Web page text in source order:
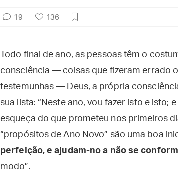
19 136
Todo final de ano, as pessoas têm o
consciência — coisas que fizeram errado
testemunhas — Deus, a própria
sua lista: “Neste ano, vou fazer isto e isto;
esqueça do que prometeu nos primeiros
“propósitos de Ano Novo” são uma boa
perfeição, e ajudam-no a não se
modo”.